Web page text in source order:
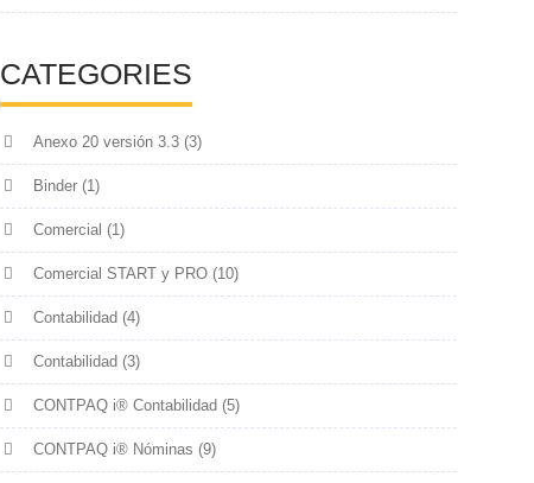
CATEGORIES
Anexo 20 versión 3.3 (3)
Binder (1)
Comercial (1)
Comercial START y PRO (10)
Contabilidad (4)
Contabilidad (3)
CONTPAQ i® Contabilidad (5)
CONTPAQ i® Nóminas (9)